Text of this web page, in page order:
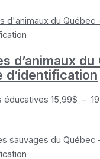
d’animaux du
d’identification
éducatives15,99$ –